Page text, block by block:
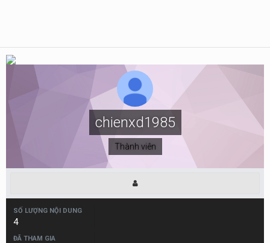
chienxd1985
Thành viên
SỐ LƯỢNG NỘI DUNG
4
ĐÃ THAM GIA